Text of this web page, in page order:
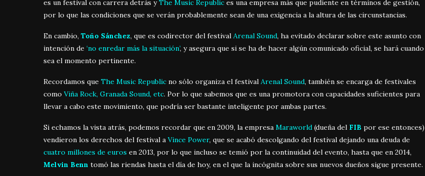
es un festival con carrera detrás yThe Music Republic es una empresa más que pudiente en términos de gestión,
por lo que las condiciones que se verán probablemente sean de una exigencia a la altura de las circunstancias.
En cambio, Toño Sánchez, que es codirector del festival Arenal Sound, ha evitado declarar sobre este asunto con
intención de ‘no enredar más la situación’, y asegura que si se ha de hacer algún comunicado oficial, se hará cuando
sea el momento pertinente.
Recordamos que The Music Republic no sólo organiza el festival Arenal Sound, también se encarga de festivales
como Viña Rock, Granada Sound, etc. Por lo que sabemos que es una promotora con capacidades suficientes para
llevar a cabo este movimiento, que podría ser bastante inteligente por ambas partes.
Si echamos la vista atrás, podemos recordar que en 2009, la empresa Maraworld (dueña del FIB por ese entonces)
vendieron los derechos del festival a Vince Power, que se acabó descolgando del festival dejando una deuda de
cuatro millones de euros en 2013, por lo que incluso se temió por la continuidad del evento, hasta que en 2014,
Melvin Benn tomó las riendas hasta el día de hoy, en el que la incógnita sobre sus nuevos dueños sigue presente.